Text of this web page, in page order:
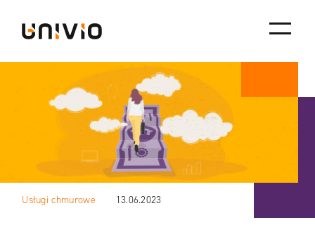
content
Usługi chmurowe 13.06.2023